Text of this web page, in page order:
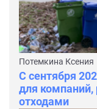
Потемкина Ксения
С сентября
для
отходами